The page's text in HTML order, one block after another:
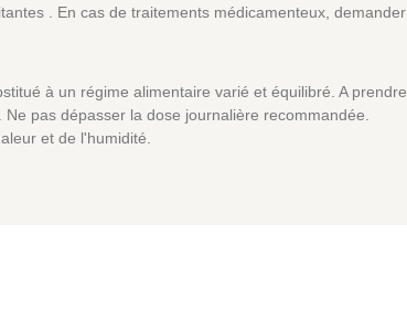
. En cas de traitements médicamenteux,
à un régime alimentaire varié et équilibré. A
pas dépasser la dose journalière recommandée.
et de l'humidité.